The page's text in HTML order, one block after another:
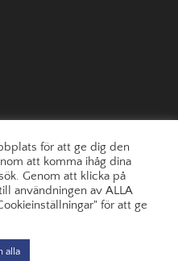
för att ge dig den
att komma ihåg dina
Genom att klicka på
användningen av ALLA
för att ge
alla